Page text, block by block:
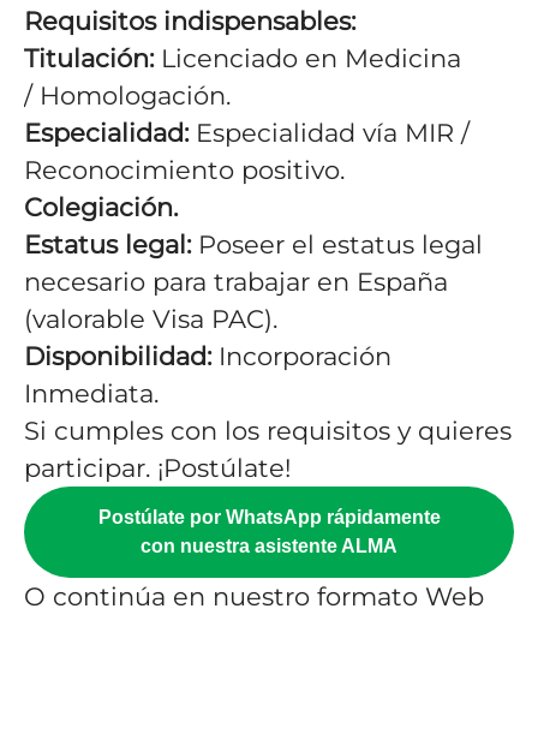
Requisitos indispensables:
Titulación:Licenciado en Medicina
/ Homologación.
Especialidad:Especialidad vía MIR /
Reconocimiento positivo.
Colegiación.
Estatus legal:Poseer el estatus legal
necesario para trabajar en España
(valorable Visa PAC).
Disponibilidad:Incorporación
Inmediata.
Si cumples con los requisitos y quieres
participar. ¡Postúlate!
Postúlate por WhatsApp rápidamente
con nuestra asistente ALMA
O continúa en nuestro formato Web